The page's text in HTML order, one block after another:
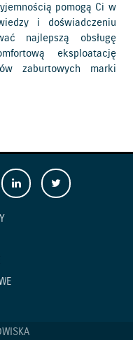
pomogą Ci w
i doświadczeniu
najlepszą obsługę
eksploatację
zaburtowych marki